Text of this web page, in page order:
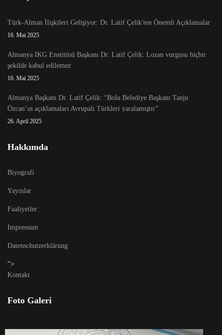
Türk-Alman İlişkileri Gelişiyor: Dr. Latif Çelik'ten Önemli Açıklamalar
16. Mai 2025
Almanya IKG Enstitüsü Başkanı Dr. Latif Çelik: Lozan vurgusu hiçbir
şekilde kabul edilemez
16. Mai 2025
Almanya Başkanı Dr. Latif Çelik: “Bolu Belediye Başkanı Tanju
Özcan’ın açıklamaları Avrupalı Türkleri yaralamıştır”
26. April 2025
Hakkımda
Biyografi
Yayınlar
Faaliyetler
Impressum
Datenschutzerklärung
">
Kontakt
Foto Galeri